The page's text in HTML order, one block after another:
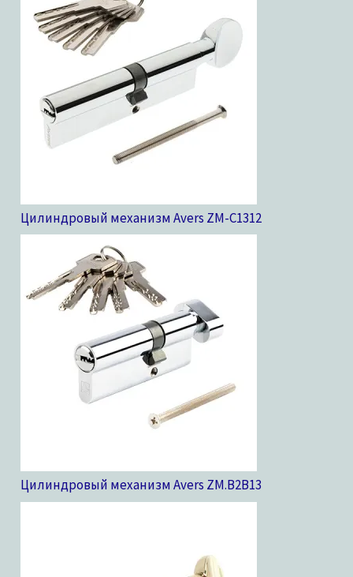
Цилиндровый механизм Avers ZM-C1312
Цилиндровый механизм Avers ZM.B2B13